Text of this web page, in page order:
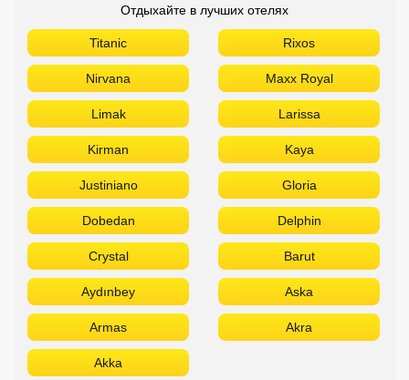
Отдыхайте в лучших отелях
Titanic Rixos
Nirvana Maxx Royal
Limak Larissa
Kirman Kaya
Justiniano Gloria
Dobedan Delphin
Crystal Barut
Aydınbey Aska
Armas Akra
Akka